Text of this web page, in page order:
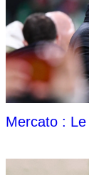
Mercato :